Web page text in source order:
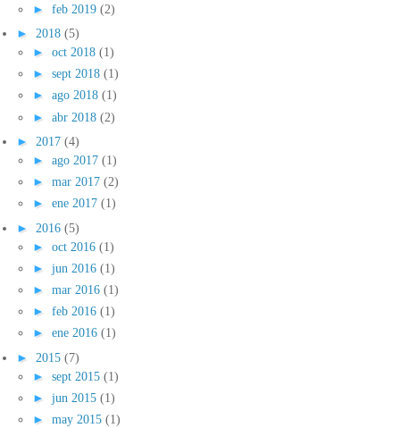
► feb 2019 (2)
► 2018 (5)
► oct 2018 (1)
► sept 2018 (1)
► ago 2018 (1)
► abr 2018 (2)
► 2017 (4)
► ago 2017 (1)
► mar 2017 (2)
► ene 2017 (1)
► 2016 (5)
► oct 2016 (1)
► jun 2016 (1)
► mar 2016 (1)
► feb 2016 (1)
► ene 2016 (1)
► 2015 (7)
► sept 2015 (1)
► jun 2015 (1)
► may 2015 (1)